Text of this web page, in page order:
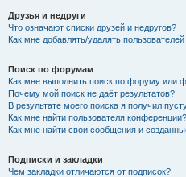
Друзья и недруги
Что означают списки друзей и недругов?
Как мне добавлять/удалять
Поиск по форумам
Как мне выполнить поиск по форуму или
Почему мой поиск не даёт результатов?
В результате моего поиска я получил
Как мне найти пользователя конференции?
Как мне найти свои сообщения и
Подписки и закладки
Чем закладки отличаются от подписок?